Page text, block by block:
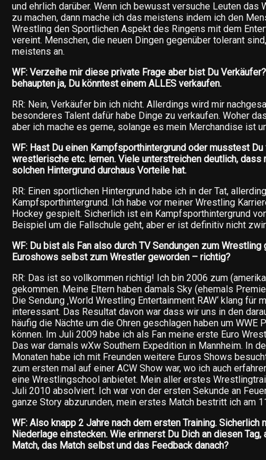
und ehrlich darüber. Wenn ich bewusst versuche Leuten das
zu machen, dann mache ich das meistens indem ich den
Wrestling den Sportlichen Aspekt des Ringens mit dem
vereint. Menschen, die neuen Dingen gegenüber tolerant
meistens an.
WF: Verzeihe mir diese private Frage aber bist Du
behaupten ja, Du könntest einem ALLES verkaufen.
RR: Nein, Verkäufer bin ich nicht. Allerdings wird mir
besonderes Talent dafür habe Dinge zu verkaufen. Woher
aber ich mache es gerne, solange es mein Merchandise ist
WF: Hast Du einen Kampfsporthintergrund oder musstest Du
wrestlerische etc. lernen. Viele unterstreichen deutlich, dass
solchen Hintergrund durchaus Vorteile hat.
RR: Einen sportlichen Hintergrund habe ich in der Tat,
Kampfsporthintergrund. Ich habe vor meiner Wrestling
Hockey gespielt. Sicherlich ist ein Kampfsporthintergrund
Beispiel um die Fallschule geht, aber er ist definitiv nicht
WF: Du bist als Fan also durch TV Sendungen zum Wrestling
Euroshows selbst zum Wrestler geworden – richtig?
RR: Das ist so vollkommen richtig! Ich bin 2006 zum
gekommen. Meine Eltern haben damals Sky (ehemals
Die Sendung ‚World Wrestling Entertainment RAW‘ klang für
interessant. Das Resultat davon war dass wir uns in den
häufig die Nächte um die Ohren geschlagen haben um WWE
können. Im Juli 2009 habe ich als Fan meine erste Euro
Das war damals wXw Southern Expedition in Mannheim. In
Monaten habe ich mit Freunden weitere Euros Shows
zum ersten mal auf einer ACW Show war, wo ich auch
eine Wrestlingschool anbietet. Mein aller erstes
Juli 2010 absolviert. Ich war von der ersten Sekunde an
ganze Story abzurunden, mein erstes Match bestritt ich am
WF: Also knapp 2 Jahre nach dem ersten Training. Sicherlich
Niederlage einstecken. Wie erinnerst Du Dich an diesen Tag,
Match, das Match selbst und das Feedback danach?